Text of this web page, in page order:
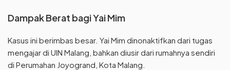
Dampak Berat bagi Yai Mim
Kasus ini berimbas besar. Yai Mim dinonaktifkan dari tugas
mengajar di UIN Malang, bahkan diusir dari rumahnya sendiri
di Perumahan Joyogrand, Kota Malang.